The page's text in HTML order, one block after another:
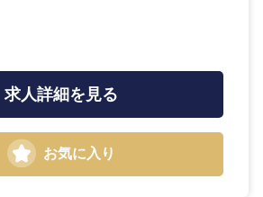
求人詳細を見る
お気に入り